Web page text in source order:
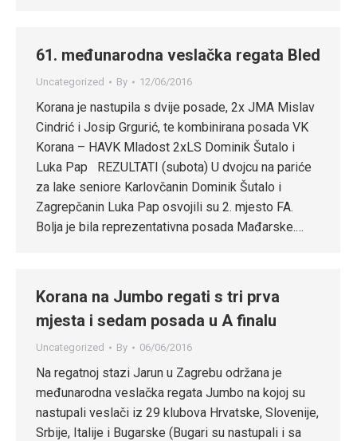
61. međunarodna veslačka regata Bled
Uncategorized By 12/06/2016
Korana je nastupila s dvije posade, 2x JMA Mislav
Cindrić i Josip Grgurić, te kombinirana posada VK
Korana – HAVK Mladost 2xLS Dominik Šutalo i
Luka Pap REZULTATI (subota) U dvojcu na pariće
za lake seniore Karlovčanin Dominik Šutalo i
Zagrepčanin Luka Pap osvojili su 2. mjesto FA.
Bolja je bila reprezentativna posada Mađarske.…
Korana na Jumbo regati s tri prva
mjesta i sedam posada u A finalu
Uncategorized By 06/06/2016
Na regatnoj stazi Jarun u Zagrebu održana je
međunarodna veslačka regata Jumbo na kojoj su
nastupali veslači iz 29 klubova Hrvatske, Slovenije,
Srbije, Italije i Bugarske (Bugari su nastupali i sa